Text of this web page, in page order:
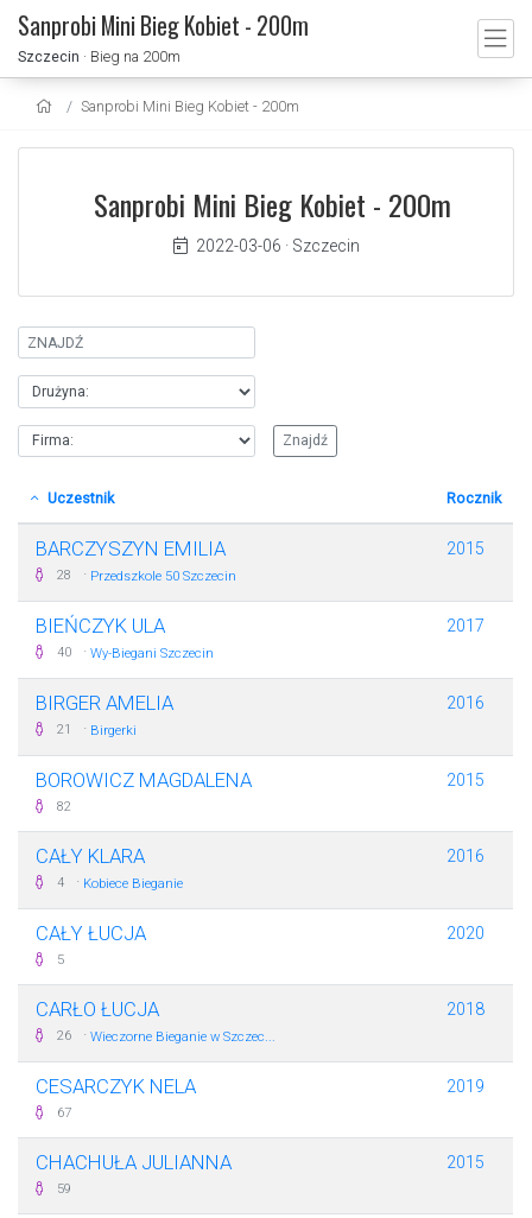
Sanprobi Mini Bieg Kobiet - 200m
Szczecin · Bieg na 200m
Sanprobi Mini Bieg Kobiet - 200m
Sanprobi Mini Bieg Kobiet - 200m
2022-03-06 · Szczecin
Uczestnik Rocznik
BARCZYSZYN EMILIA
28 · Przedszkole 50 Szczecin
2015
BIEŃCZYK ULA
40 · Wy-Biegani Szczecin
2017
BIRGER AMELIA
21 · Birgerki
2016
BOROWICZ MAGDALENA
82
2015
CAŁY KLARA
4 · Kobiece Bieganie
2016
CAŁY ŁUCJA
5
2020
CARŁO ŁUCJA
26 · Wieczorne Bieganie w Szczec...
2018
CESARCZYK NELA
67
2019
CHACHUŁA JULIANNA
59
2015